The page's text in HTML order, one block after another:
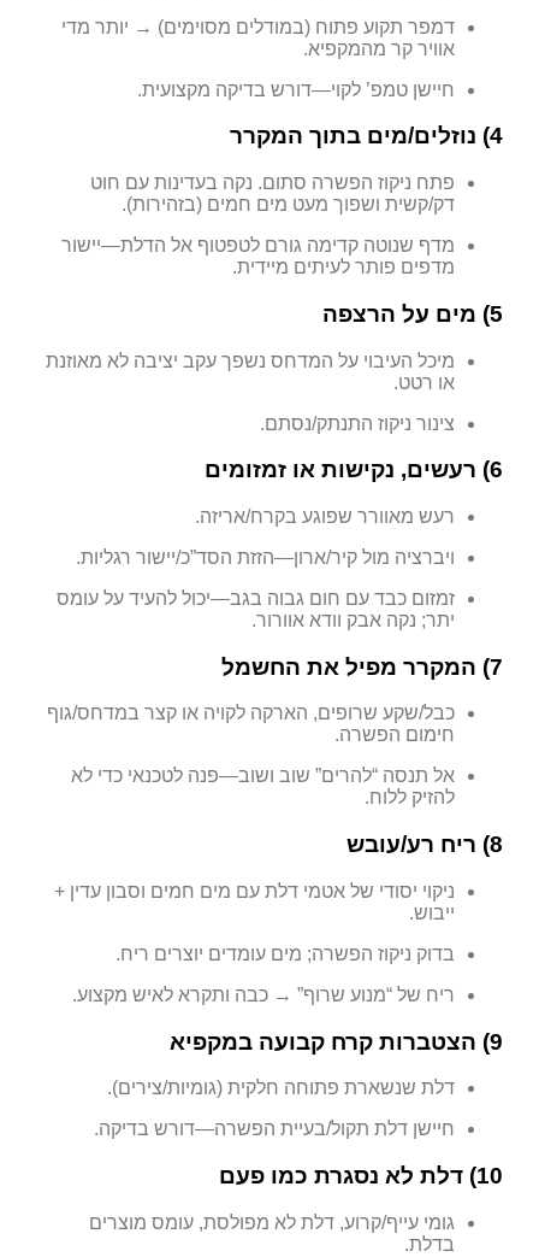
דמפר תקוע פתוח (במודלים מסוימים) → יותר מדי
אוויר קר מהמקפיא.
חיישן טמפ’ לקוי—דורש בדיקה מקצועית.
4) נוזלים/מים בתוך המקרר
פתח ניקוז הפשרה סתום. נקה בעדינות עם חוט
דק/קשית ושפוך מעט מים חמים (בזהירות).
מדף שנוטה קדימה גורם לטפטוף אל הדלת—יישור
מדפים פותר לעיתים מיידית.
5) מים על הרצפה
מיכל העיבוי על המדחס נשפך עקב יציבה לא מאוזנת
או רטט.
צינור ניקוז התנתק/נסתם.
6) רעשים, נקישות או זמזומים
רעש מאוורר שפוגע בקרח/אריזה.
ויברציה מול קיר/ארון—הזזת הסד”כ/יישור רגליות.
זמזום כבד עם חום גבוה בגב—יכול להעיד על עומס
יתר; נקה אבק וודא אוורור.
7) המקרר מפיל את החשמל
כבל/שקע שרופים, הארקה לקויה או קצר במדחס/גוף
חימום הפשרה.
אל תנסה “להרים” שוב ושוב—פנה לטכנאי כדי לא
להזיק ללוח.
8) ריח רע/עובש
ניקוי יסודי של אטמי דלת עם מים חמים וסבון עדין +
ייבוש.
בדוק ניקוז הפשרה; מים עומדים יוצרים ריח.
ריח של “מנוע שרוף” → כבה ותקרא לאיש מקצוע.
9) הצטברות קרח קבועה במקפיא
דלת שנשארת פתוחה חלקית (גומיות/צירים).
חיישן דלת תקול/בעיית הפשרה—דורש בדיקה.
10) דלת לא נסגרת כמו פעם
גומי עייף/קרוע, דלת לא מפולסת, עומס מוצרים
בדלת.